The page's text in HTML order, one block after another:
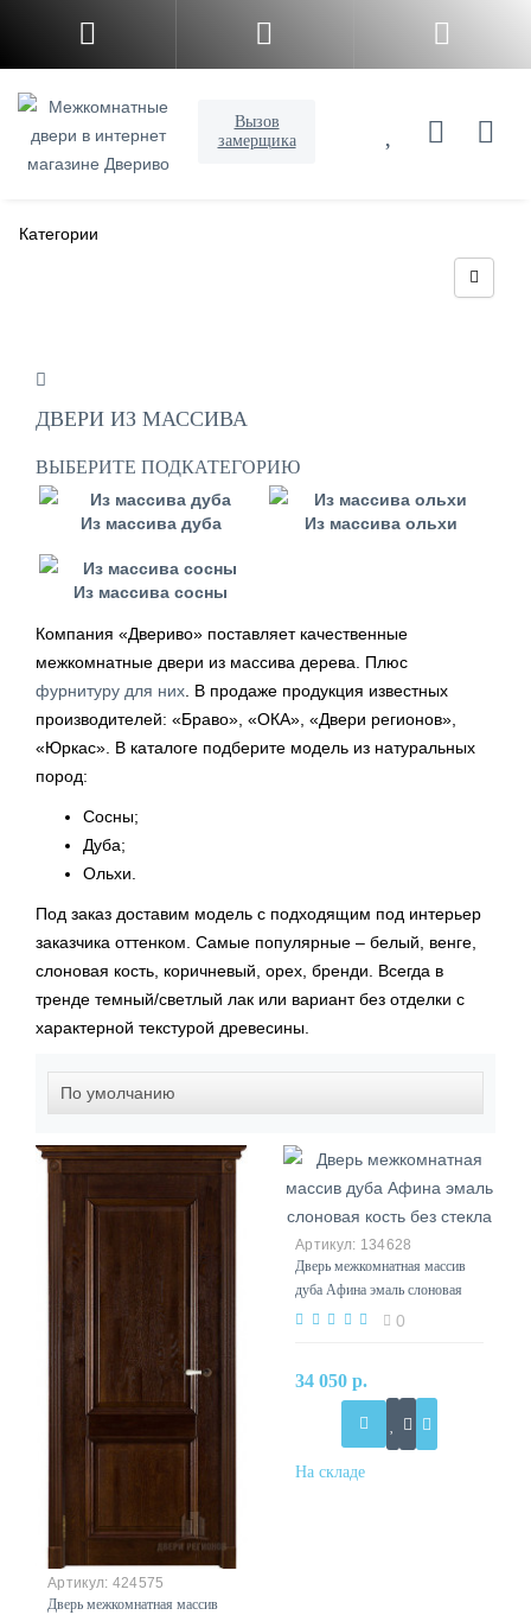
Вызов
замерщика
Категории
ДВЕРИ ИЗ МАССИВА
ВЫБЕРИТЕ ПОДКАТЕГОРИЮ
Из массива дуба Из массива ольхи
Из массива сосны
Компания «Двериво» поставляет качественные
межкомнатные двери из массива дерева. Плюс
фурнитуру для них . В продаже продукция известных
производителей: «Браво», «ОКА», «Двери регионов»,
«Юркас». В каталоге подберите модель из натуральных
пород:
Сосны;
Дуба;
Ольхи.
Под заказ доставим модель с подходящим под интерьер
заказчика оттенком. Самые популярные – белый, венге,
слоновая кость, коричневый, орех, бренди. Всегда в
тренде темный/светлый лак или вариант без отделки с
характерной текстурой древесины.
424575
Дверь межкомнатная массив
134628
Дверь межкомнатная массив
дуба Афина эмаль слоновая
кость без стекла 0
34 050 р.